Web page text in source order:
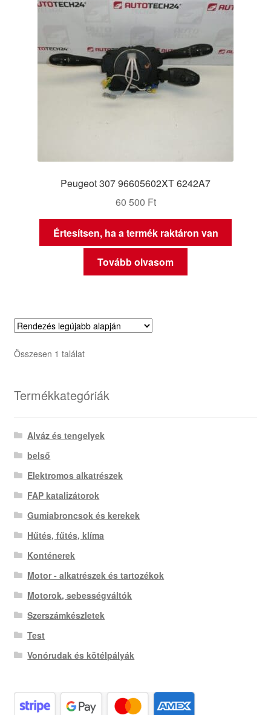
Peugeot 307 96605602XT 6242A7
60 500 Ft
Értesítsen, ha a termék raktáron van
Tovább olvasom
Összesen 1 találat
Termékkategóriák
Alváz és tengelyek
belső
Elektromos alkatrészek
FAP katalizátorok
Gumiabroncsok és kerekek
Hűtés, fűtés, klíma
Konténerek
Motor - alkatrészek és tartozékok
Motorok, sebességváltók
Szerszámkészletek
Test
Vonórudak és kötélpályák